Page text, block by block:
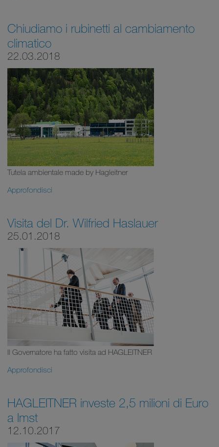
Chiudiamo i rubinetti al cambiamento
climatico
22.03.2018
Tutela ambientale made by Hagleitner
Approfondisci
Visita del Dr. Wilfried Haslauer
25.01.2018
Il Governatore ha fatto visita ad HAGLEITNER
Approfondisci
HAGLEITNER investe 2,5 milioni di Euro
a Imst
12.10.2017